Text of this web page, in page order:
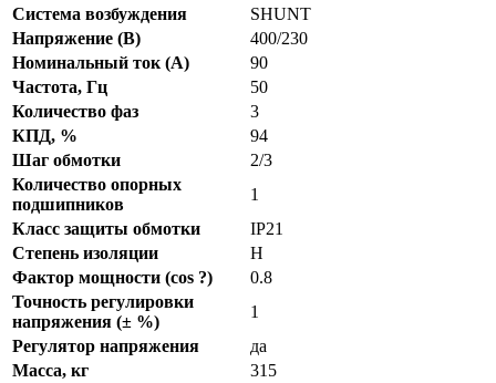
Система возбуждения
SHUNT
Напряжение (В)
400/230
Номинальный ток (А)
90
Частота, Гц
50
Количество фаз
3
КПД, %
94
Шаг обмотки
2/3
Количество опорных
подшипников
1
Класс защиты обмотки
IP21
Степень изоляции
Н
Фактор мощности (cos ?)
0.8
Точность регулировки
напряжения (± %)
1
Регулятор напряжения
да
Масса, кг
315